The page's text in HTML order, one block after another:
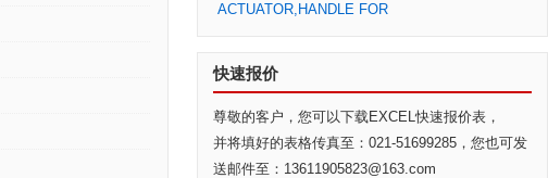
ACTUATOR,HANDLE FOR
快速报价
尊敬的客户，您可以下载EXCEL快速报价表，
并将填好的表格传真至：021-51699285，您也可发
送邮件至：13611905823@163.com